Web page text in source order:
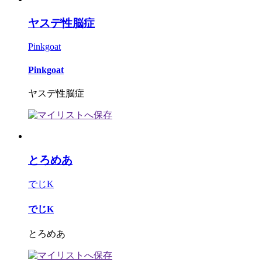
ヤスデ性脳症
Pinkgoat
Pinkgoat
ヤスデ性脳症
とろめあ
でじK
でじK
とろめあ